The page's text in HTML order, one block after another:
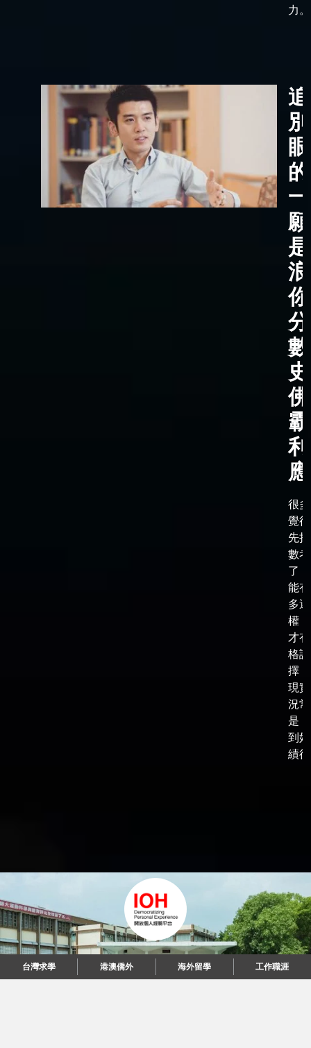
台灣求學 港澳僑外 海外留學 工作職涯
台灣求學 港澳僑外 海外留學 工作職涯
力
分
應
很
覺
先
數
了
能
多
權
才
格
擇
現
況常
是
到
績